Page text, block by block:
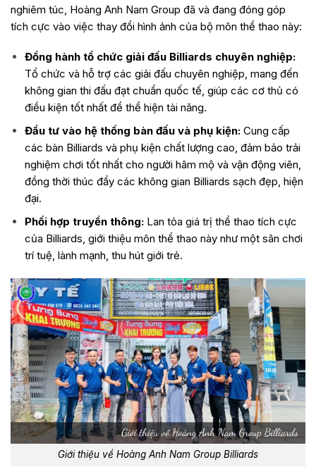
nghiêm túc, Hoàng Anh Nam Group đã và đang đóng góp
tích cực vào việc thay đổi hình ảnh của bộ môn thể thao này:
Đồng hành tổ chức giải đấu Billiards chuyên nghiệp:
Tổ chức và hỗ trợ các giải đấu chuyên nghiệp, mang đến
không gian thi đấu đạt chuẩn quốc tế, giúp các cơ thủ có
điều kiện tốt nhất để thể hiện tài năng.
Đầu tư vào hệ thống bàn đấu và phụ kiện:Cung cấp
các bàn Billiards và phụ kiện chất lượng cao, đảm bảo trải
nghiệm chơi tốt nhất cho người hâm mộ và vận động viên,
đồng thời thúc đẩy các không gian Billiards sạch đẹp, hiện
đại.
Phối hợp truyền thông:Lan tỏa giá trị thể thao tích cực
của Billiards, giới thiệu môn thể thao này như một sân chơi
trí tuệ, lành mạnh, thu hút giới trẻ.
Giới thiệu về Hoàng Anh Nam Group Billiards